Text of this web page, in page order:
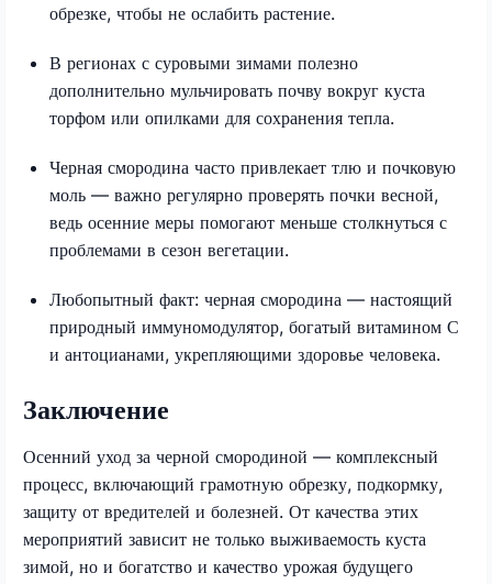
обрезке, чтобы не ослабить растение.
В регионах с суровыми зимами полезно
дополнительно мульчировать почву вокруг куста
торфом или опилками для сохранения тепла.
Черная смородина часто привлекает тлю и почковую
моль — важно регулярно проверять почки весной,
ведь осенние меры помогают меньше столкнуться с
проблемами в сезон вегетации.
Любопытный факт: черная смородина — настоящий
природный иммуномодулятор, богатый витамином С
и антоцианами, укрепляющими здоровье человека.
Заключение
Осенний уход за черной смородиной — комплексный
процесс, включающий грамотную обрезку, подкормку,
защиту от вредителей и болезней. От качества этих
мероприятий зависит не только выживаемость куста
зимой, но и богатство и качество урожая будущего